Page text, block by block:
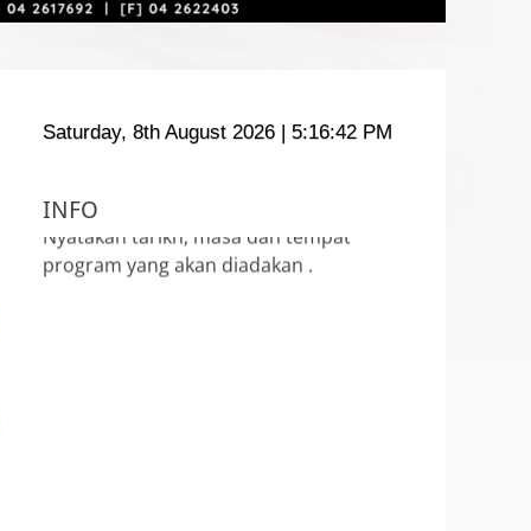
Saturday, 8th August 2026 | 5:16:43 PM
INFO